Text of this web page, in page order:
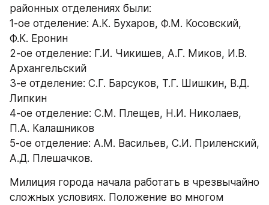
районных отделениях были:
1-ое отделение: А.К. Бухаров, Ф.М. Косовский,
Ф.К. Еронин
2-ое отделение: Г.И. Чикишев, А.Г. Миков, И.В.
Архангельский
3-е отделение: С.Г. Барсуков, Т.Г. Шишкин, В.Д.
Липкин
4-ое отделение: С.М. Плещев, Н.И. Николаев,
П.А. Калашников
5-ое отделение: А.М. Васильев, С.И. Приленский,
А.Д. Плешачков.
Милиция города начала работать в чрезвычайно
сложных условиях. Положение во многом